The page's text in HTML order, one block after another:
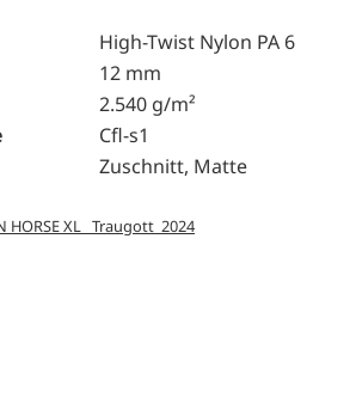
High-Twist Nylon PA 6
12 mm
2.540 g/m²
Cfl-s1
Zuschnitt, Matte
XL _Traugott_2024